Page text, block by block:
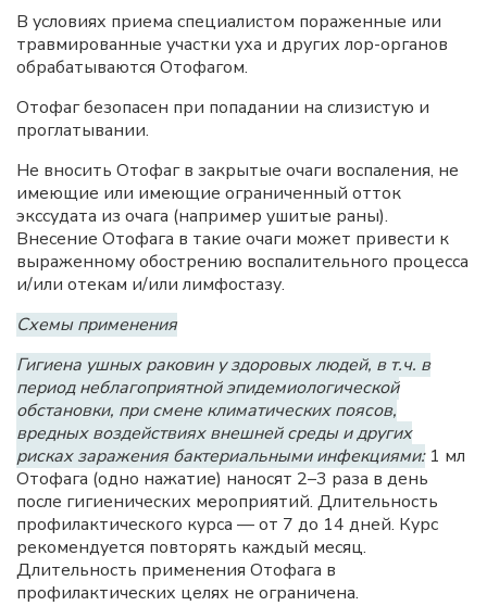
В условиях приема специалистом пораженные или
травмированные участки уха и других лор-органов
обрабатываются Отофагом.
Отофаг безопасен при попадании на слизистую и
проглатывании.
Не вносить Отофаг в закрытые очаги воспаления, не
имеющие или имеющие ограниченный отток
экссудата из очага (например ушитые раны).
Внесение Отофага в такие очаги может привести к
выраженному обострению воспалительного процесса
и/или отекам и/или лимфостазу.
Схемы применения
Гигиена ушных раковин у здоровых людей, в т.ч. в
период неблагоприятной эпидемиологической
обстановки, при смене климатических поясов,
вредных воздействиях внешней среды и других
рисках заражения бактериальными инфекциями:1 мл
Отофага (одно нажатие) наносят 2–3 раза в день
после гигиенических мероприятий. Длительность
профилактического курса — от 7 до 14 дней. Курс
рекомендуется повторять каждый месяц.
Длительность применения Отофага в
профилактических целях не ограничена.